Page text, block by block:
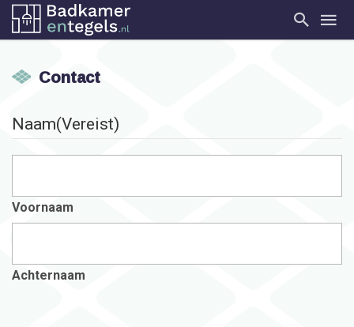
Contact
Naam(Vereist)
Voornaam
Achternaam